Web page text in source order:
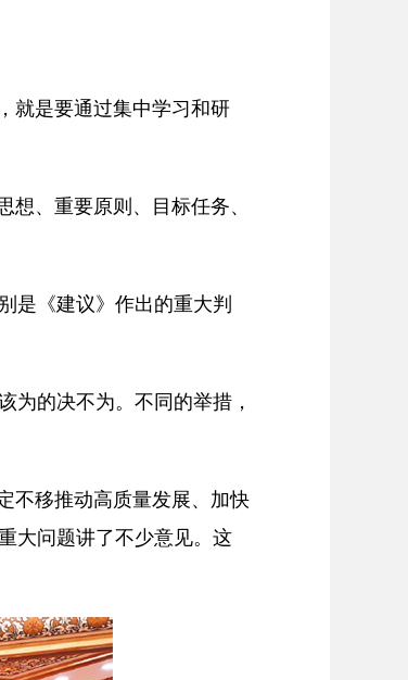
就是要通过集中学习和研
、重要原则、目标任务、
《建议》作出的重大判
的决不为。不同的举措，
不移推动高质量发展、加快
大问题讲了不少意见。这